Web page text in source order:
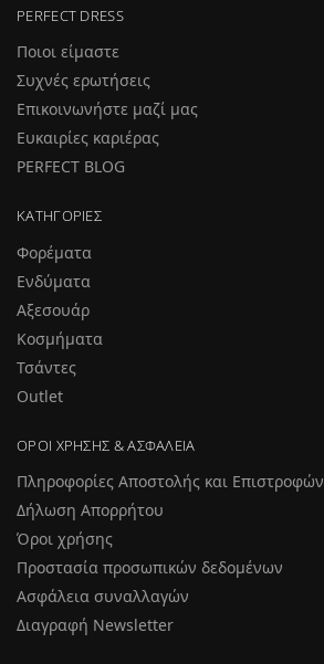
PERFECT DRESS
Ποιοι είμαστε
Συχνές ερωτήσεις
Επικοινωνήστε μαζί μας
Ευκαιρίες καριέρας
PERFECT BLOG
ΚΑΤΗΓΟΡΊΕΣ
Φορέματα
Ενδύματα
Αξεσουάρ
Κοσμήματα
Τσάντες
Outlet
ΌΡΟΙ ΧΡΉΣΗΣ & ΑΣΦΆΛΕΙΑ
Πληροφορίες Αποστολής και Επιστροφών
Δήλωση Απορρήτου
Όροι χρήσης
Προστασία προσωπικών δεδομένων
Ασφάλεια συναλλαγών
Διαγραφή Newsletter